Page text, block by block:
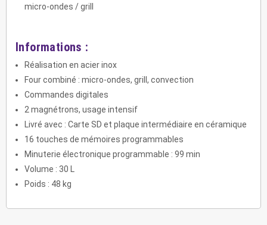
micro-ondes / grill
Informations :
Réalisation en acier inox
Four combiné : micro-ondes, grill, convection
Commandes digitales
2 magnétrons, usage intensif
Livré avec : Carte SD et plaque intermédiaire en céramique
16 touches de mémoires programmables
Minuterie électronique programmable : 99 min
Volume : 30 L
Poids : 48 kg